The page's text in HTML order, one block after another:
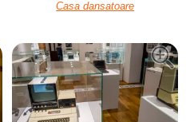
Casa dansatoare